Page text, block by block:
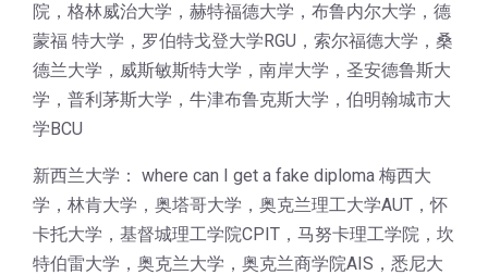
院，格林威治大学，赫特福德大学，布鲁内尔大学，德
蒙福 特大学，罗伯特戈登大学RGU，索尔福德大学，桑
德兰大学，威斯敏斯特大学，南岸大学，圣安德鲁斯大
学，普利茅斯大学，牛津布鲁克斯大学，伯明翰城市大
学BCU
新西兰大学： where can I get a fake diploma 梅西大
学，林肯大学，奥塔哥大学，奥克兰理工大学AUT，怀
卡托大学，基督城理工学院CPIT，马努卡理工学院，坎
特伯雷大学，奥克兰大学，奥克兰商学院AIS，悉尼大